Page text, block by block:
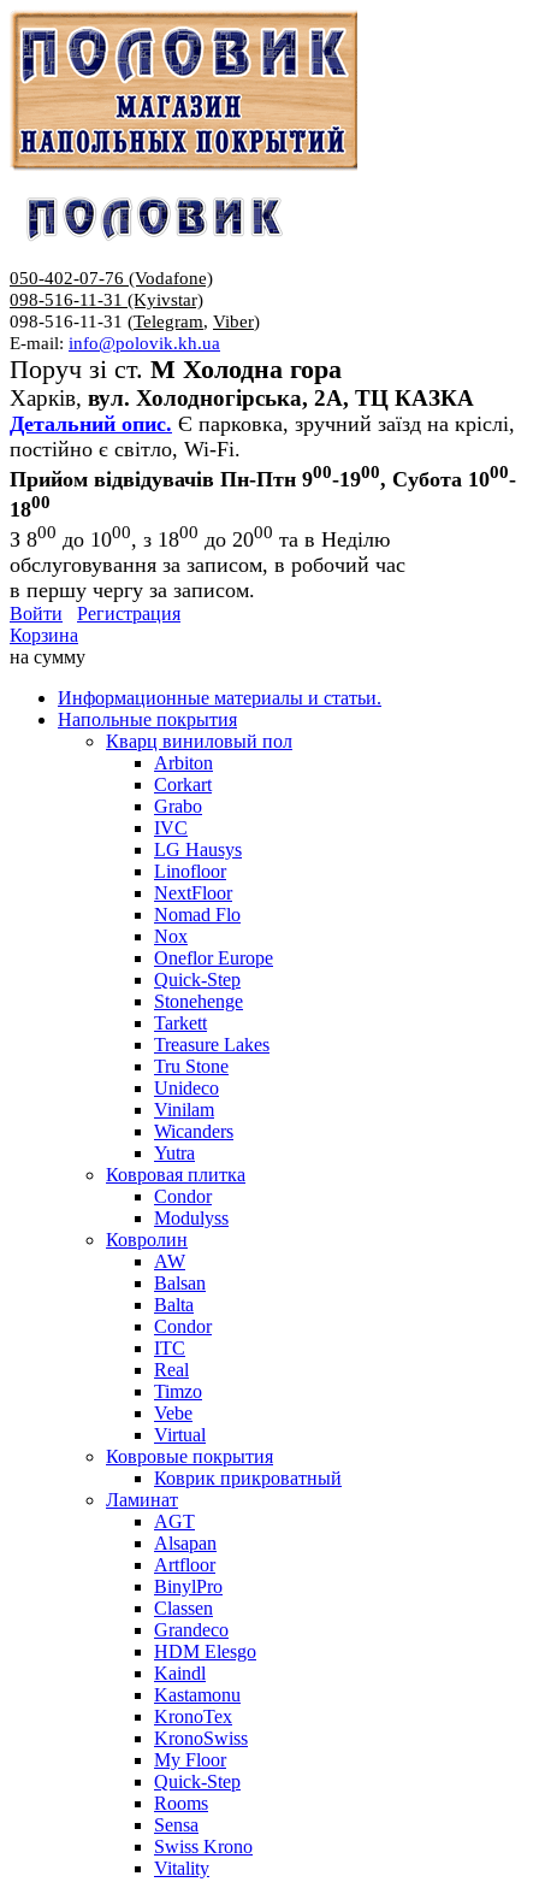
050-402-07-76 (Vodafone)
098-516-11-31 (Kyivstar)
098-516-11-31 (Telegram, Viber)
E-mail: info@polovik.kh.ua
Поруч зі ст. М Холодна гора
Харків, вул. Холодногірська, 2А, ТЦ КАЗКА
Детальний опис. Є парковка, зручний заїзд на кріслі,
постійно є світло, Wi-Fi.
Прийом відвідувачів Пн-Птн 900-1900, Субота 1000-
1800
З 800 до 1000, з 1800 до 2000 та в Неділю
обслуговування за записом, в робочий час
в першу чергу за записом.
Войти
Регистрация
Корзина
на сумму
Информационные материалы и статьи.
Напольные покрытия
Кварц виниловый пол
Arbiton
Corkart
Grabo
IVC
LG Hausys
Linofloor
NextFloor
Nomad Flo
Nox
Oneflor Europe
Quick-Step
Stonehenge
Tarkett
Treasure Lakes
Tru Stone
Unideco
Vinilam
Wicanders
Yutra
Ковровая плитка
Condor
Modulyss
Ковролин
AW
Balsan
Balta
Condor
ITC
Real
Timzo
Vebe
Virtual
Ковровые покрытия
Коврик прикроватный
Ламинат
AGT
Alsapan
Artfloor
BinylPro
Classen
Grandeco
HDM Elesgo
Kaindl
Kastamonu
KronoTex
KronoSwiss
My Floor
Quick-Step
Rooms
Sensa
Swiss Krono
Vitality